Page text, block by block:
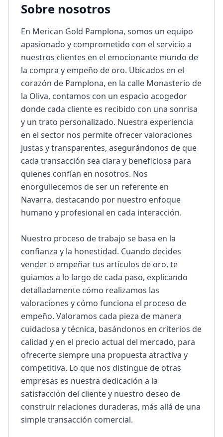
Sobre nosotros
En Merican Gold Pamplona, somos un equipo
apasionado y comprometido con el servicio a
nuestros clientes en el emocionante mundo de
la compra y empeño de oro. Ubicados en el
corazón de Pamplona, en la calle Monasterio de
la Oliva, contamos con un espacio acogedor
donde cada cliente es recibido con una sonrisa
y un trato personalizado. Nuestra experiencia
en el sector nos permite ofrecer valoraciones
justas y transparentes, asegurándonos de que
cada transacción sea clara y beneficiosa para
quienes confían en nosotros. Nos
enorgullecemos de ser un referente en
Navarra, destacando por nuestro enfoque
humano y profesional en cada interacción.
Nuestro proceso de trabajo se basa en la
confianza y la honestidad. Cuando decides
vender o empeñar tus artículos de oro, te
guiamos a lo largo de cada paso, explicando
detalladamente cómo realizamos las
valoraciones y cómo funciona el proceso de
empeño. Valoramos cada pieza de manera
cuidadosa y técnica, basándonos en criterios de
calidad y en el precio actual del mercado, para
ofrecerte siempre una propuesta atractiva y
competitiva. Lo que nos distingue de otras
empresas es nuestra dedicación a la
satisfacción del cliente y nuestro deseo de
construir relaciones duraderas, más allá de una
simple transacción comercial.